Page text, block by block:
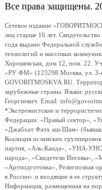
Все права защищены.
Сетевое издание
лиц старше 16 лет.
года выдано Федеральной
технологий и массовых
Хорошевская, дом 12, пом. 22.
«РУ ФМ» (123298 Москва, ул. 3-
GOVORITMOSKVA.RU.
зарубежные страны. Языки:
Георгиевич. Email:
*Экстремистские и
Федерации: «Правый сектор»,
«Джабхат Фатх аш-Шам»
Коалиция исламских
партия, «Аль-Каида», «УНА-
народа», «Свидетели Иеговы»,
«Артподготовка», Религиозная
в России» и входящие в ее
Информация, размещенная на